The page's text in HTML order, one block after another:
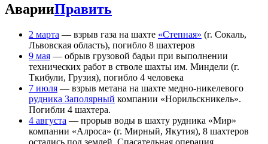
АварииПравить
2 марта — взрыв газа на шахте «Степная» (г. Сокаль,
Львовская область), погибло 8 шахтеров
9 мая — обрыв грузовой бадьи при выполнении
технических работ в стволе шахты им. Миндели (г.
Ткибули, Грузия), погибло 4 человека
7 июля — взрыв метана на шахте медно-никелевого
рудника Заполярный компании «Норильскникель».
Погибли 4 шахтера.
4 августа — прорыв воды в шахту рудника «Мир»
компании «Алроса» (г. Мирный, Якутия), 8 шахтеров
остались под землей. Спасательная операция